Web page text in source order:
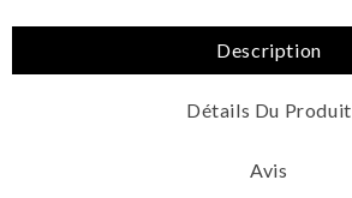
Description
Détails Du Produit
Avis